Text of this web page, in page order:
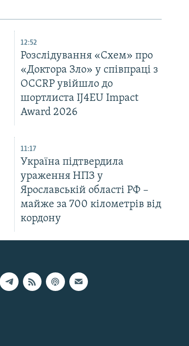
12:52
Розслідування «Схем» про
«Доктора Зло» у співпраці з
OCCRP увійшло до
шортлиста IJ4EU Impact
Award 2026
11:17
Україна підтвердила
ураження НПЗ у
Ярославській області РФ –
майже за 700 кілометрів від
кордону